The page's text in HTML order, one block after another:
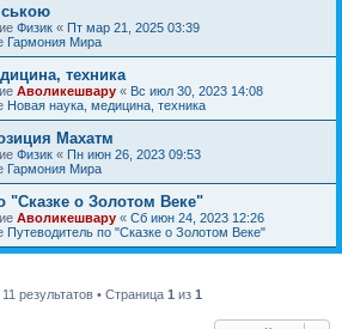
Физик « Пт мар 21, 2025 03:39
Гармония Мира
техника
Аволикешвару « Вс июл 30, 2023 14:08
Новая наука, медицина, техника
Махатм
Физик « Пн июн 26, 2023 09:53
Гармония Мира
"Сказке о Золотом Веке"
Аволикешвару « Сб июн 24, 2023 12:26
Путеводитель по "Сказке о Золотом Веке"
результатов • Страница 1 из 1